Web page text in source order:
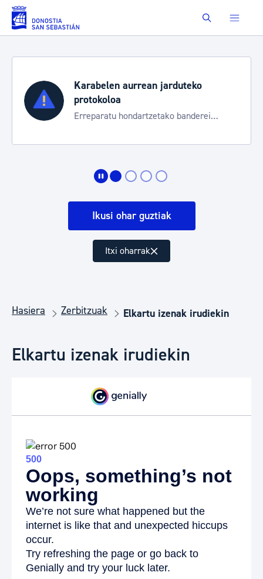
Eduki nagusira joan Buscar
Karabelen aurrean jarduteko
protokoloa
Erreparatu hondartzetako banderei
Ikusi ohar guztiak
Itxi oharrak
Hasiera Zerbitzuak Elkartu izenak irudiekin
Elkartu izenak irudiekin